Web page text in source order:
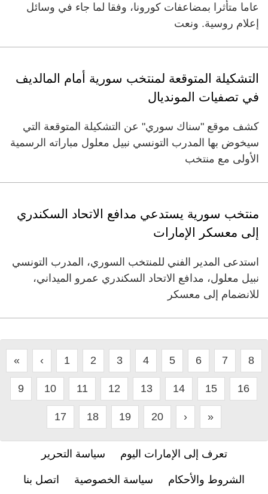
عاما متأثرا بمضاعفات كورونا، وفقا لما جاء في وسائل
إعلام روسية. ونعت
التشكيلة المتوقعة لمنتخب سورية أمام المالديف
في تصفيات المونديال
كشف موقع "سناك سوري" عن التشكيلة المتوقعة التي
سيخوض بها المدرب التونسي نبيل معلول مباراته الرسمية
الأولى مع منتخب
منتخب سورية يستدعي مدافع الاتحاد السكندري
إلى معسكر الإمارات
استدعى المدير الفني للمنتخب السوري، المدرب التونسي
نبيل معلول، مدافع الاتحاد السكندري عمرو الميداني،
للانضمام إلى معسكر
« ‹ 1 2 3 4 5 6 7 8
9 10 11 12 13 14 15 16
17 18 19 20 › »
تعرف إلى الإمارات اليوم سياسة التحرير
الشروط والأحكام سياسة الخصوصية اتصل بنا